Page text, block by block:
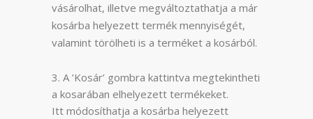
vásárolhat, illetve megváltoztathatja a már
kosárba helyezett termék mennyiségét,
valamint törölheti is a terméket a kosárból.
A ’Kosár’ gombra kattintva megtekintheti
a kosarában elhelyezett termékeket.
Itt módosíthatja a kosárba helyezett